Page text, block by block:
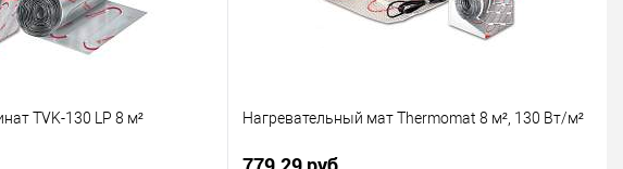
TVK-130 LP 8 м² Нагревательный мат Thermomat 8 м², 130 Вт/м²